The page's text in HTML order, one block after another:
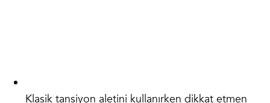
Klasik tansiyon aletini kullanırken dikkat etmen